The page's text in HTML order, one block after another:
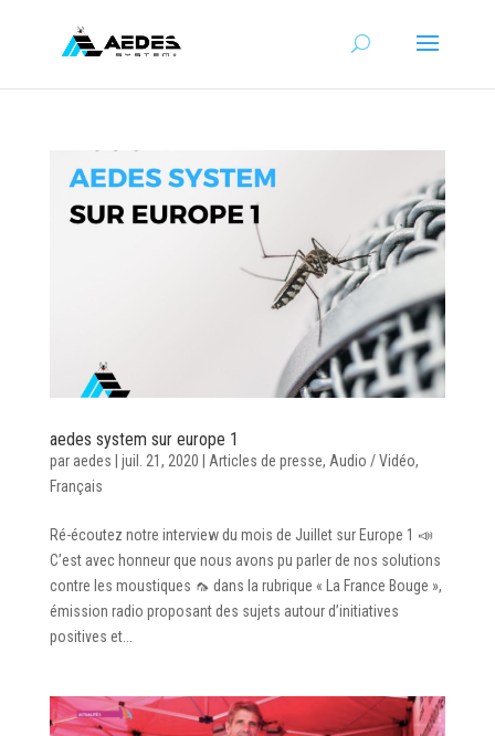
aedes system sur europe 1
par aedes juil. 21, 2020 Articles de presse, Audio / Vidéo,
Français
Ré-écoutez notre interview du mois de Juillet sur Europe 1 📣
C’est avec honneur que nous avons pu parler de nos solutions
contre les moustiques 🦟 dans la rubrique « La France Bouge »,
émission radio proposant des sujets autour d’initiatives
positives et...